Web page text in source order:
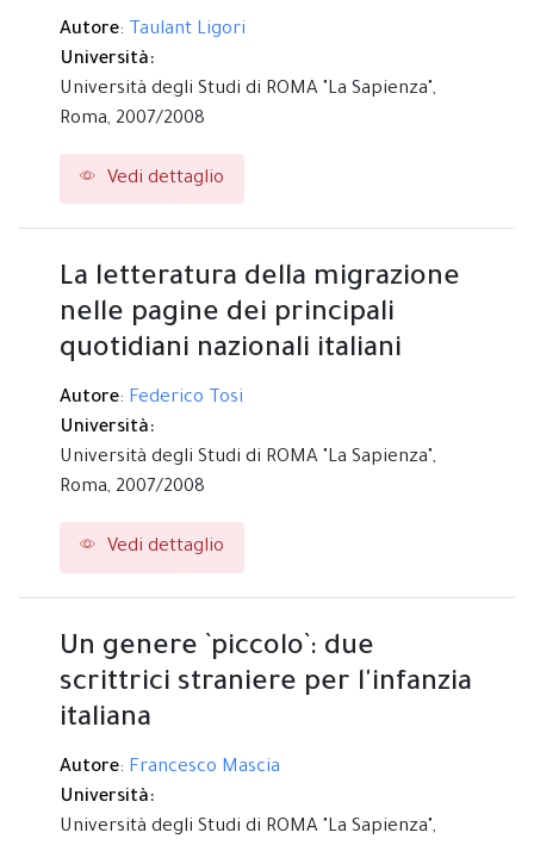
Autore: Taulant Ligori
Università:
Università degli Studi di ROMA "La Sapienza",
Roma, 2007/2008
Vedi dettaglio
La letteratura della migrazione
nelle pagine dei principali
quotidiani nazionali italiani
Autore: Federico Tosi
Università:
Università degli Studi di ROMA "La Sapienza",
Roma, 2007/2008
Vedi dettaglio
Un genere `piccolo`: due
scrittrici straniere per l'infanzia
italiana
Autore: Francesco Mascia
Università:
Università degli Studi di ROMA "La Sapienza",